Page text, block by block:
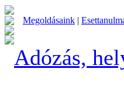
Megoldásaink |
Adózás,